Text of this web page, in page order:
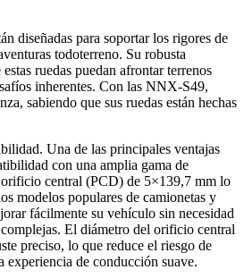
diseñadas para soportar los rigores de
todoterreno. Su robusta
ruedas puedan afrontar terrenos
inherentes. Con las NNX-S49,
sabiendo que sus ruedas están hechas
Una de las principales ventajas
con una amplia gama de
central (PCD) de 5×139,7 mm lo
modelos populares de camionetas y
fácilmente su vehículo sin necesidad
El diámetro del orificio central
preciso, lo que reduce el riesgo de
experiencia de conducción suave.